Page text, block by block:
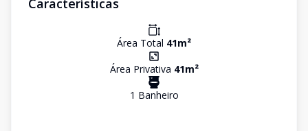
Características
Área Total 41m²
Área Privativa 41m²
1 Banheiro